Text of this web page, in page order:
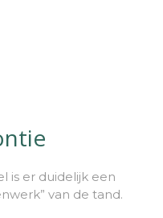
is er duidelijk een
van de tand.